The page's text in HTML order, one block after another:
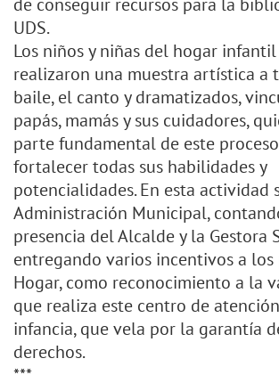
de conseguir recursos para la
UDS.
Los niños y niñas del hogar
realizaron una muestra artística a
baile, el canto y dramatizados,
papás, mamás y sus cuidadores,
parte fundamental de este
fortalecer todas sus habilidades y
potencialidades. En esta actividad
Administración Municipal,
presencia del Alcalde y la Gestora
entregando varios incentivos a
Hogar, como reconocimiento a la
que realiza este centro de
infancia, que vela por la garantía
derechos.
***